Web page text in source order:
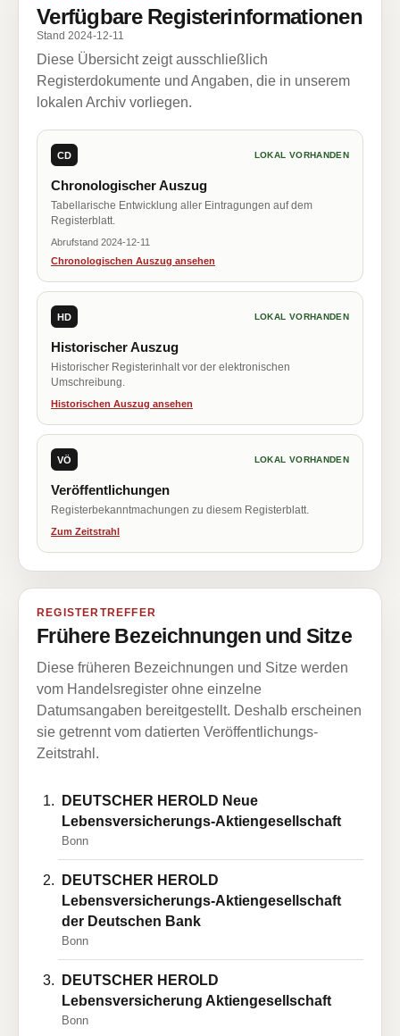
Verfügbare Registerinformationen
Stand 2024-12-11
Diese Übersicht zeigt ausschließlich
Registerdokumente und Angaben, die in unserem
lokalen Archiv vorliegen.
CD LOKAL VORHANDEN
Chronologischer Auszug
Tabellarische Entwicklung aller Eintragungen auf dem
Registerblatt.
Abrufstand 2024-12-11
Chronologischen Auszug ansehen
HD LOKAL VORHANDEN
Historischer Auszug
Historischer Registerinhalt vor der elektronischen
Umschreibung.
Historischen Auszug ansehen
VÖ LOKAL VORHANDEN
Veröffentlichungen
Registerbekanntmachungen zu diesem Registerblatt.
Zum Zeitstrahl
REGISTERTREFFER
Frühere Bezeichnungen und Sitze
Diese früheren Bezeichnungen und Sitze werden
vom Handelsregister ohne einzelne
Datumsangaben bereitgestellt. Deshalb erscheinen
sie getrennt vom datierten Veröffentlichungs-
Zeitstrahl.
DEUTSCHER HEROLD Neue
Lebensversicherungs-Aktiengesellschaft
Bonn
DEUTSCHER HEROLD
Lebensversicherungs-Aktiengesellschaft
der Deutschen Bank
Bonn
DEUTSCHER HEROLD
Lebensversicherung Aktiengesellschaft
Bonn